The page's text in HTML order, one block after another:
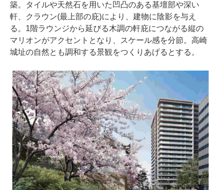
築。タイルや天然石を用いた凹凸のある基壇部や深い
軒、クラウン(最上部の庇)により、建物に陰影を与え
る。1階ラウンジから延びる木調の軒庇につながる縦の
マリオンがアクセントとなり、スケール感を分節。高崎
城址の自然とも調和する景観をつくりあげるとする。